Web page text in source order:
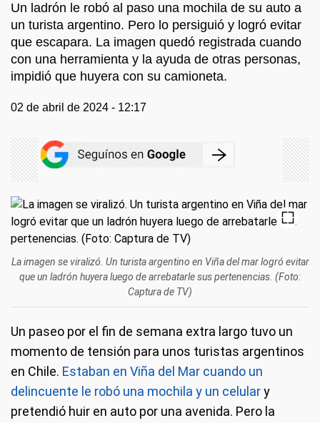
Un ladrón le robó al paso una mochila de su auto a
un turista argentino. Pero lo persiguió y logró evitar
que escapara. La imagen quedó registrada cuando
con una herramienta y la ayuda de otras personas,
impidió que huyera con su camioneta.
02 de abril de 2024 - 12:17
La imagen se viralizó. Un turista argentino en Viña del mar logró evitar
que un ladrón huyera luego de arrebatarle sus pertenencias. (Foto:
Captura de TV)
Un paseo por el fin de semana extra largo tuvo un
momento de tensión para unos turistas argentinos
en Chile. Estaban en Viña del Mar cuando un
delincuente le robó una mochila y un celulary
pretendió huir en auto por una avenida. Pero la